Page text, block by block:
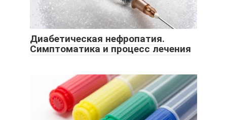
Диабетическая нефропатия.
Симптоматика и процесс лечения